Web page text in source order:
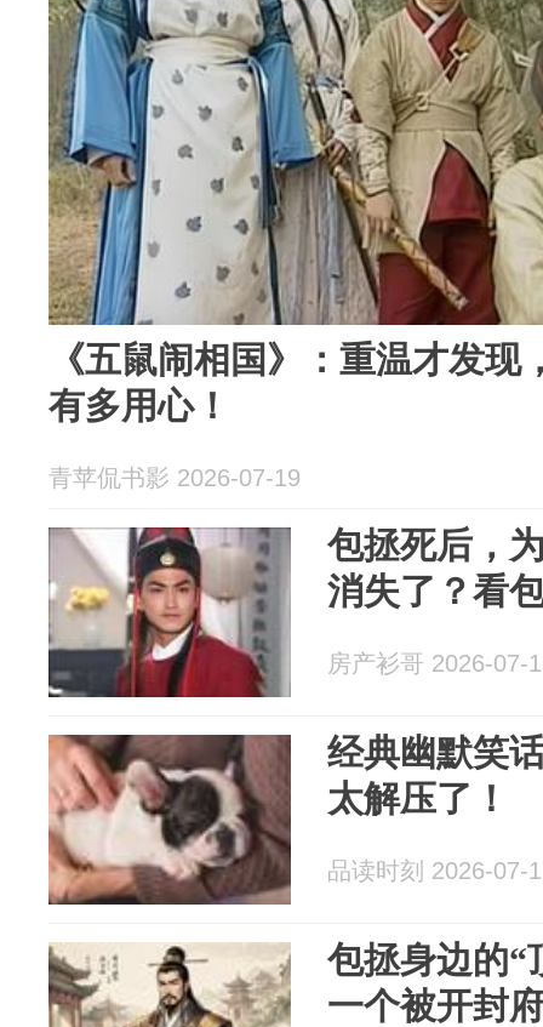
《五鼠闹相国》：重温才发
有多用心！
青苹侃书影 2026-07-19
包拯死后，
消失了？看
房产衫哥 2026-07-
经典幽默笑
太解压了！
品读时刻 2026-07-
包拯身边的“
一个被开封